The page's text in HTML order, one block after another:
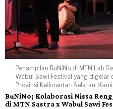
Penampilan BuNiNo di MTN Lab
Wabul Sawi Festival yang digelar
Provinsi Kalimantan Selatan,
BuNiNo; Kolaborasi Nissa
di MTN Sastra x Wabul Sawi